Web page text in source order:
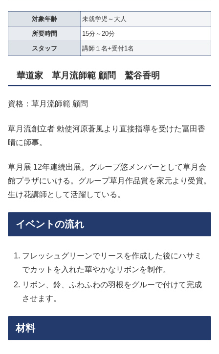
対象年齢
未就学児～大人
所要時間
15分～20分
スタッフ
講師１名+受付1名
華道家 草月流師範 顧問 鷲谷香明
資格：草月流師範 顧問
草月流創立者 勅使河原蒼風より直接指導を受けた冨田香
晴に師事。
草月展 12年連続出展。グループ悠メンバーとして草月会
館プラザにいける。グループ草月作品賞を家元より受賞。
生け花講師として活躍している。
イベントの流れ
フレッシュグリーンでリースを作成した後にハサミ
でカットを入れた華やかなリボンを制作。
リボン、鈴、ふわふわの羽根をグルーで付けて完成
させます。
材料